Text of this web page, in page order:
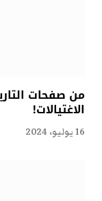
من صفحات
الاغتيالات!
16 يوليو، 2024